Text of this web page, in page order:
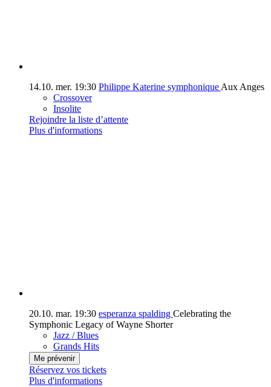
14.10. mer. 19:30 Philippe Katerine symphonique Aux Anges
Crossover
Insolite
Rejoindre la liste d’attente
Plus d'informations
20.10. mar. 19:30 esperanza spalding Celebrating the
Symphonic Legacy of Wayne Shorter
Jazz / Blues
Grands Hits
Me prévenir
Réservez vos tickets
Plus d'informations